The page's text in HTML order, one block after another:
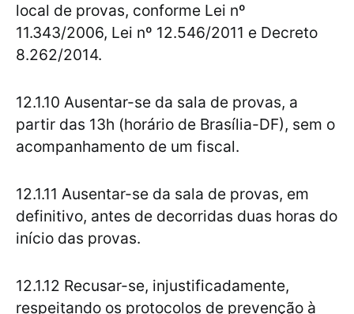
local de provas, conforme Lei nº
11.343/2006, Lei nº 12.546/2011 e Decreto
8.262/2014.
12.1.10 Ausentar-se da sala de provas, a
partir das 13h (horário de Brasília-DF), sem o
acompanhamento de um fiscal.
12.1.11 Ausentar-se da sala de provas, em
definitivo, antes de decorridas duas horas do
início das provas.
12.1.12 Recusar-se, injustificadamente,
respeitando os protocolos de prevenção à